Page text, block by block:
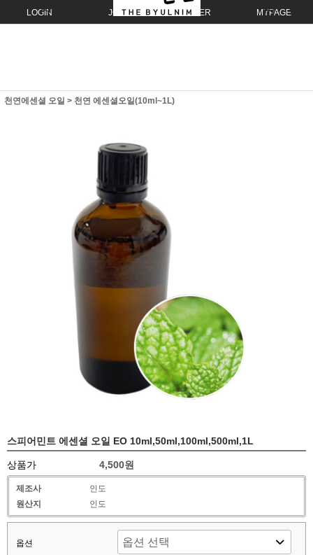
LOGIN JOIN ORDER MYPAGE
천연에센셜 오일 > 천연 에센셜오일(10ml~1L)
스피어민트 에센셜 오일 EO 10ml,50ml,100ml,500ml,1L
상품가 4,500원
제조사
인도
원산지
인도
옵션